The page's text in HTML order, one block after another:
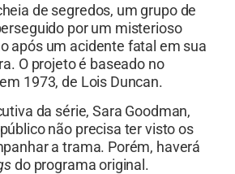
de segredos, um grupo de
por um misterioso
após um acidente fatal em sua
O projeto é baseado no
1973, de Lois Duncan.
da série, Sara Goodman,
não precisa ter visto os
a trama. Porém, haverá
do programa original.